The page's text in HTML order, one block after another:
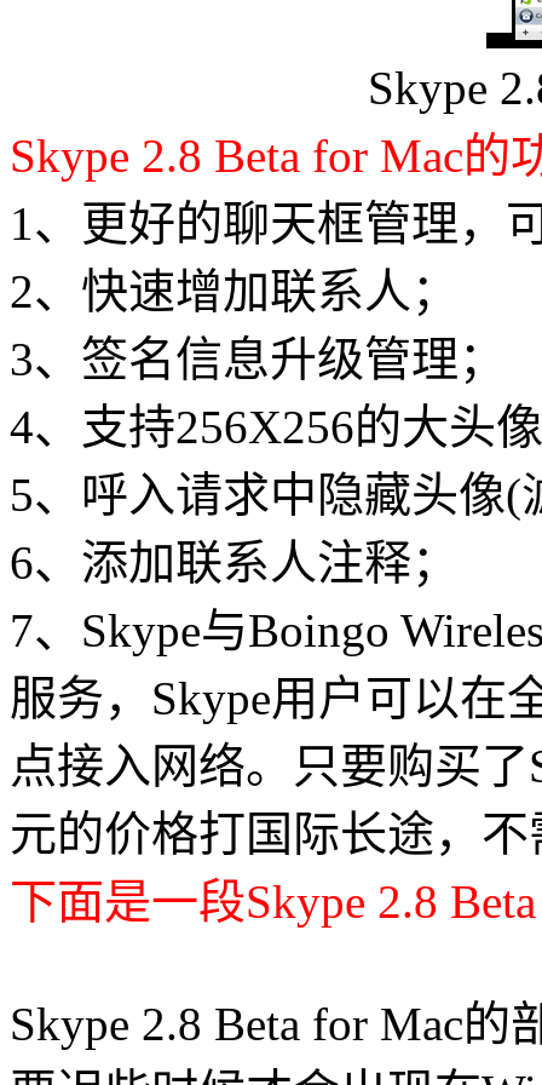
Skype
Skype 2.8 Beta for Mac的
1、更好的聊天框管理，
2、快速增加联系人；
3、签名信息升级管理；
4、支持256X256的大头
5、呼入请求中隐藏头像
6、添加联系人注释；
7、Skype与Boingo
服务，Skype用户可以在
点接入网络。只要购买了
元的价格打国际长途，
下面是一段Skype 2.8
Skype 2.8 Beta for Mac的